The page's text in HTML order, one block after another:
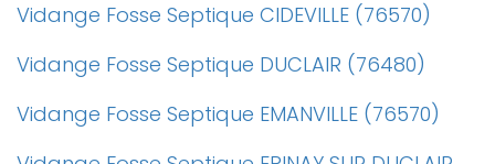
Vidange Fosse Septique CIDEVILLE (76570)
Vidange Fosse Septique DUCLAIR (76480)
Vidange Fosse Septique EMANVILLE (76570)